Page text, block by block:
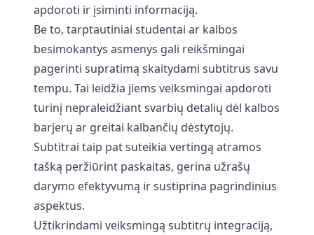
apdoroti ir įsiminti informaciją.
Be to, tarptautiniai studentai ar kalbos
besimokantys asmenys gali reikšmingai
pagerinti supratimą skaitydami subtitrus savu
tempu. Tai leidžia jiems veiksmingai apdoroti
turinį nepraleidžiant svarbių detalių dėl kalbos
barjerų ar greitai kalbančių dėstytojų.
Subtitrai taip pat suteikia vertingą atramos
tašką peržiūrint paskaitas, gerina užrašų
darymo efektyvumą ir sustiprina pagrindinius
aspektus.
Užtikrindami veiksmingą subtitrų integraciją,